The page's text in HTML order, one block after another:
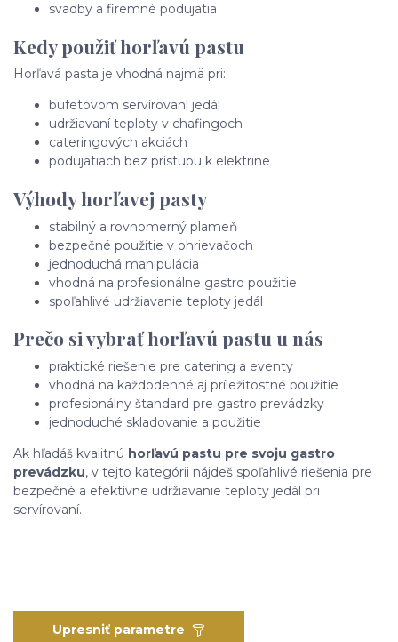
svadby a firemné podujatia
Kedy použiť horľavú pastu
Horľavá pasta je vhodná najmä pri:
bufetovom servírovaní jedál
udržiavaní teploty v chafingoch
cateringových akciách
podujatiach bez prístupu k elektrine
Výhody horľavej pasty
stabilný a rovnomerný plameň
bezpečné použitie v ohrievačoch
jednoduchá manipulácia
vhodná na profesionálne gastro použitie
spoľahlivé udržiavanie teploty jedál
Prečo si vybrať horľavú pastu u nás
praktické riešenie pre catering a eventy
vhodná na každodenné aj príležitostné použitie
profesionálny štandard pre gastro prevádzky
jednoduché skladovanie a použitie
Ak hľadáš kvalitnú horľavú pastu pre svoju gastro
prevádzku, v tejto kategórii nájdeš spoľahlivé riešenia pre
bezpečné a efektívne udržiavanie teploty jedál pri
servírovaní.
Upresniť parametre